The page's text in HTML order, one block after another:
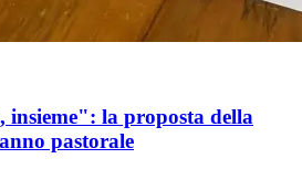
la proposta della
pastorale